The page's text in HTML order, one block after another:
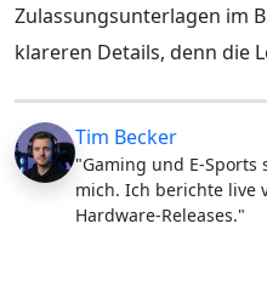
Zulassungsunterlagen im
klareren Details, denn die
Tim Becker
"Gaming und E-
mich. Ich berichte live
Hardware-Releases."